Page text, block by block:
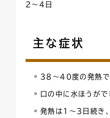
2～4日
主な症状
38～40度の発熱で
口の中に水ほうが
発熱は1～3日続き